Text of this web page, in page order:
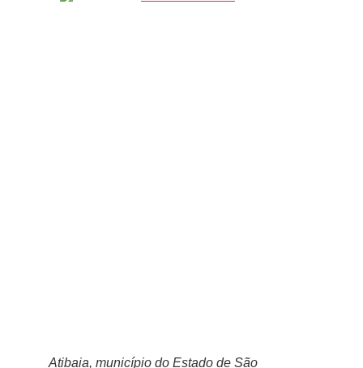
Atibaia, município do Estado de São